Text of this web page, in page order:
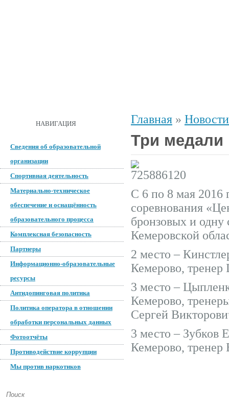
НАВИГАЦИЯ
Сведения об образовательной
организации
Спортивная деятельность
Материально-техническое
обеспечение и оснащённость
образовательного процесса
Комплексная безопасность
Партнеры
Информационно-образовательные
ресурсы
Антидопинговая политика
Политика оператора в отношении
обработки персональных данных
Фотоотчёты
Противодействие коррупции
Мы против наркотиков
Главная » Новости
Три медали
С 6 по 8 мая 2016
соревнования
бронзовых и одну
Кемеровской
2 место –
Кемерово,
3 место –
Кемерово,
Сергей
3 место – Зубков
Кемерово, тренер